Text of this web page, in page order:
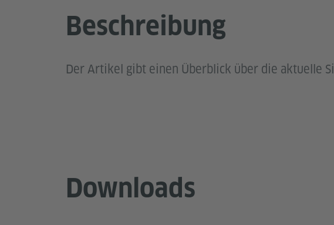
Beschreibung
Der Artikel gibt einen Überblick über die aktuelle
Downloads